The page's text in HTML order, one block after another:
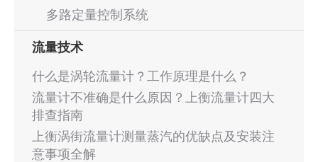
多路定量控制系统
流量技术
什么是涡轮流量计？工作原理是什么？
流量计不准确是什么原因？上衡流量计四大
排查指南
上衡涡街流量计测量蒸汽的优缺点及安装注
意事项全解